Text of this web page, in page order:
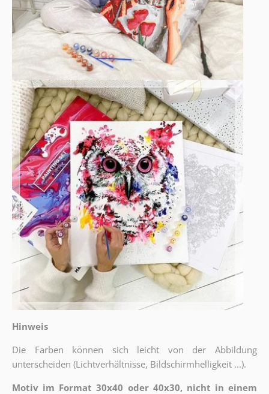
Hinweis
Die Farben können sich leicht von der Abbildung
unterscheiden (Lichtverhältnisse, Bildschirmhelligkeit ...).
Motiv im Format 30x40 oder 40x30, nicht in einem